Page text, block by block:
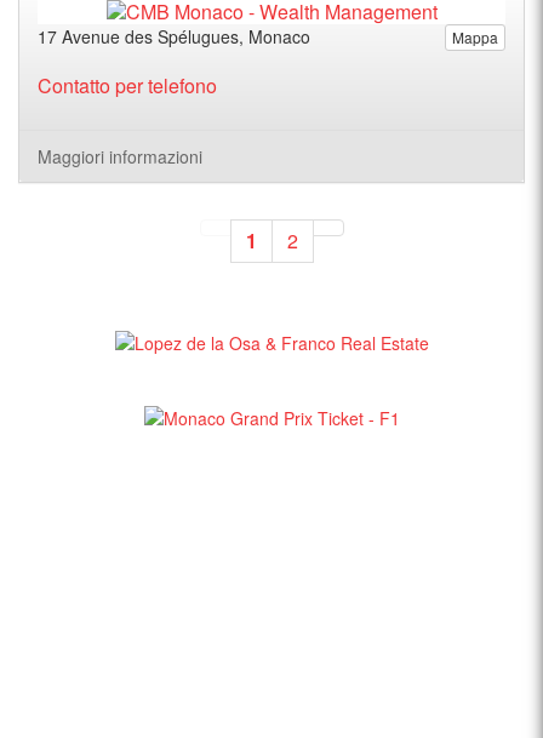
Mappa
17 Avenue des Spélugues, Monaco
Contatto per telefono
Maggiori informazioni
1 2